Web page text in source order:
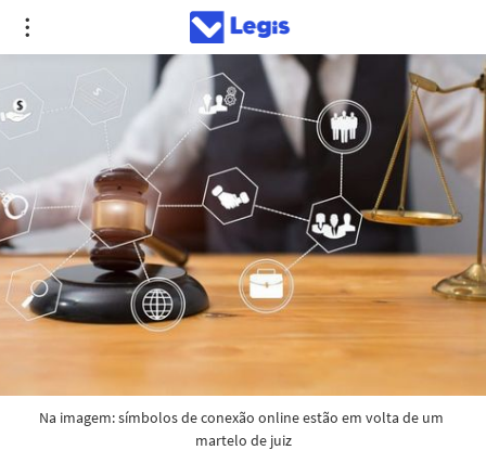
Na imagem: símbolos de conexão online estão em volta de um
martelo de juiz